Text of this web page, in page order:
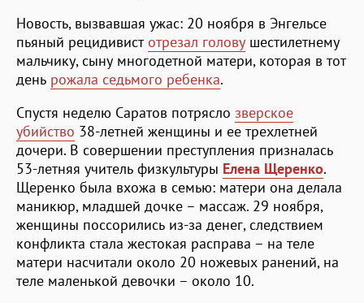
Новость, вызвавшая ужас: 20 ноября в Энгельсе
пьяный рецидивист отрезал голову шестилетнему
мальчику, сыну многодетной матери, которая в тот
день рожала седьмого ребенка.
Спустя неделю Саратов потрясло зверское
убийство 38-летней женщины и ее трехлетней
дочери. В совершении преступления призналась
53-летняя учитель физкультуры Елена Щеренко.
Щеренко была вхожа в семью: матери она делала
маникюр, младшей дочке – массаж. 29 ноября,
женщины поссорились из-за денег, следствием
конфликта стала жестокая расправа – на теле
матери насчитали около 20 ножевых ранений, на
теле маленькой девочки – около 10.